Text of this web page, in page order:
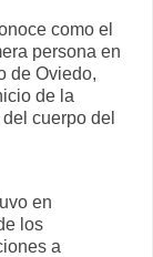
como el
persona en
de Oviedo,
de la
cuerpo del
en
los
a